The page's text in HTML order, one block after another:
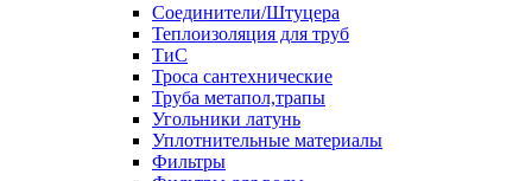
Соединители/Штуцера
Теплоизоляция для труб
ТиС
Троса сантехнические
Труба метапол,трапы
Угольники латунь
Уплотнительные материалы
Фильтры